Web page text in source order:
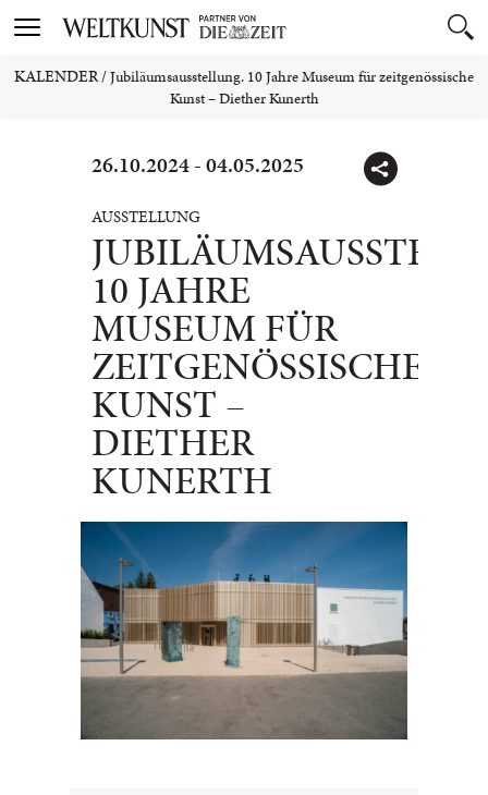
Toggle
KALENDER/Jubiläumsausstellung. 10 Jahre Museum für zeitgenössische
Kunst – Diether Kunerth
26.10.2024 - 04.05.2025
AUSSTELLUNG
10 JAHRE
MUSEUM FÜR
ZEITGENÖSSISCHE
KUNST –
DIETHER
KUNERTH